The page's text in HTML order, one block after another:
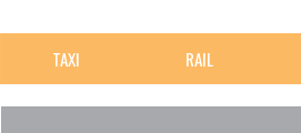
TAXI RAIL